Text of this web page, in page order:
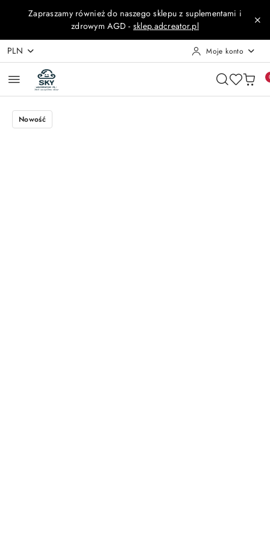
Przejdź do treści głównej
Przejdź do wyszukiwarki
Przejdź do moje konto
Przejdź do menu głównego
Przejdź do opisu produktu
Przejdź do stopki
Zapraszamy również do naszego sklepu z suplementami i
zdrowym AGD - sklep.adcreator.pl
PLN Moje konto
Nowość